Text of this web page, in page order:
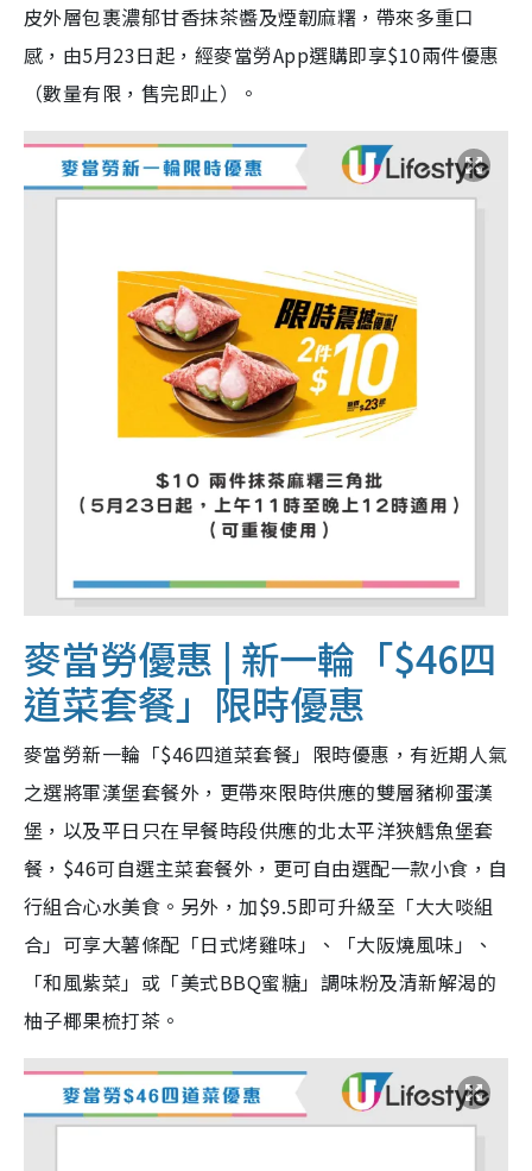
皮外層包裹濃郁甘香抹茶醬及煙韌麻糬，帶來多重口
感，由5月23日起，經麥當勞App選購即享$10兩件優惠
（數量有限，售完即止）。
麥當勞優惠 | 新一輪「$46四
道菜套餐」限時優惠
麥當勞新一輪「$46四道菜套餐」限時優惠，有近期人氣
之選將軍漢堡套餐外，更帶來限時供應的雙層豬柳蛋漢
堡，以及平日只在早餐時段供應的北太平洋狹鱈魚堡套
餐，$46可自選主菜套餐外，更可自由選配一款小食，自
行組合心水美食。另外，加$9.5即可升級至「大大啖組
合」可享大薯條配「日式烤雞味」、「大阪燒風味」、
「和風紫菜」或「美式BBQ蜜糖」調味粉及清新解渴的
柚子椰果梳打茶。